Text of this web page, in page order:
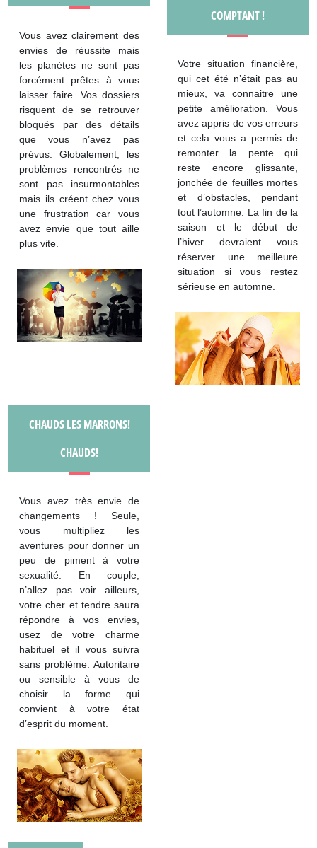
Vous avez clairement des
envies de réussite mais
les planètes ne sont pas
forcément prêtes à vous
laisser faire. Vos dossiers
risquent de se retrouver
bloqués par des détails
que vous n’avez pas
prévus. Globalement, les
problèmes rencontrés ne
sont pas insurmontables
mais ils créent chez vous
une frustration car vous
avez envie que tout aille
plus vite.
COMPTANT !
Votre situation financière,
qui cet été n’était pas au
mieux, va connaitre une
petite amélioration. Vous
avez appris de vos erreurs
et cela vous a permis de
remonter la pente qui
reste encore glissante,
jonchée de feuilles mortes
et d’obstacles, pendant
tout l’automne. La fin de la
saison et le début de
l’hiver devraient vous
réserver une meilleure
situation si vous restez
sérieuse en automne.
CHAUDS LES MARRONS!
CHAUDS!
Vous avez très envie de
changements ! Seule,
vous multipliez les
aventures pour donner un
peu de piment à votre
sexualité. En couple,
n’allez pas voir ailleurs,
votre cher et tendre saura
répondre à vos envies,
usez de votre charme
habituel et il vous suivra
sans problème. Autoritaire
ou sensible à vous de
choisir la forme qui
convient à votre état
d’esprit du moment.